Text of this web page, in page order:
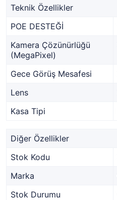
Teknik Özellikler
POE DESTEĞİ
Kamera Çözünürlüğü
(MegaPixel)
Gece Görüş Mesafesi
Lens
Kasa Tipi
Diğer Özellikler
Stok Kodu
Marka
Stok Durumu